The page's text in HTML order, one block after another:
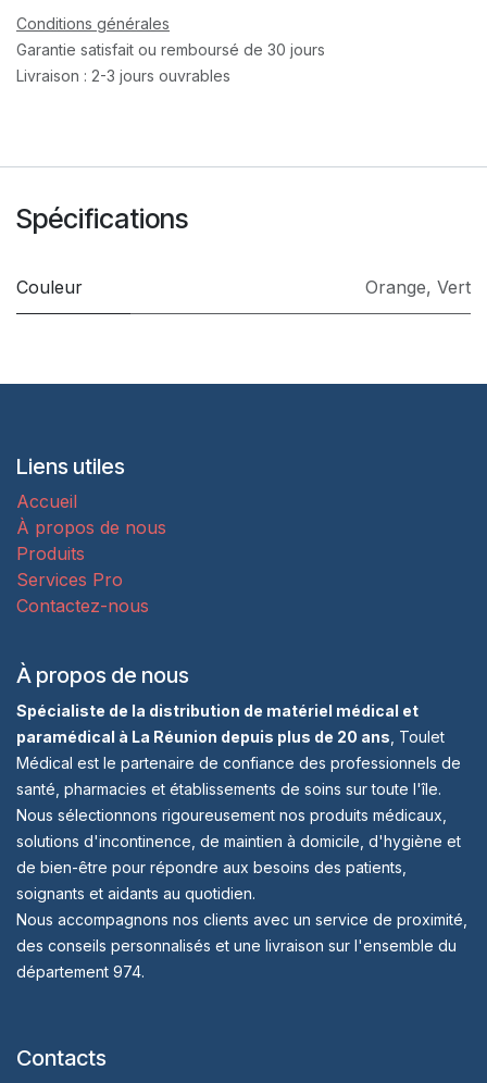
Conditions générales
Garantie satisfait ou remboursé de 30 jours
Livraison : 2-3 jours ouvrables
Spécifications
Couleur Orange, Vert
Liens utiles
Accueil
À propos de nous
Produits
Services Pro
Contactez-nous
À propos de nous
Spécialiste de la distribution de matériel médical et
paramédical à La Réunion depuis plus de 20 ans , Toulet
Médical est le partenaire de confiance des professionnels de
santé, pharmacies et établissements de soins sur toute l'île.
Nous sélectionnons rigoureusement nos produits médicaux,
solutions d'incontinence, de maintien à domicile, d'hygiène et
de bien-être pour répondre aux besoins des patients,
soignants et aidants au quotidien.
Nous accompagnons nos clients avec un service de proximité,
des conseils personnalisés et une livraison sur l'ensemble du
département 974.
Contacts